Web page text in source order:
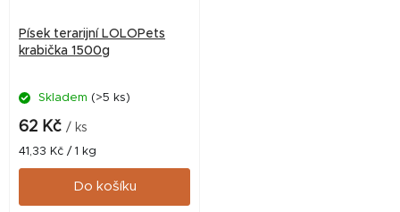
Písek terarijní LOLOPets
krabička 1500g
Skladem (>5 ks)
62 Kč / ks
Měrná
cena:
41,33 Kč / 1 kg
Do košíku